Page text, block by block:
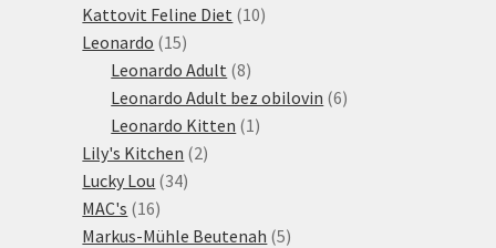
produktů
Kattovit Feline Diet 1010
Leonardo 1515
produktů
Leonardo Adult 88
produktů
Leonardo Adult bez obilovin 66
Leonardo Kitten 1 1
Lily's Kitchen 22
Lucky Lou 3434
MAC's 1616
produktů
Markus-Mühle Beutenah 55